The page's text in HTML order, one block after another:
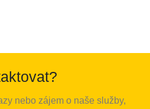
nebo zájem o naše služby,